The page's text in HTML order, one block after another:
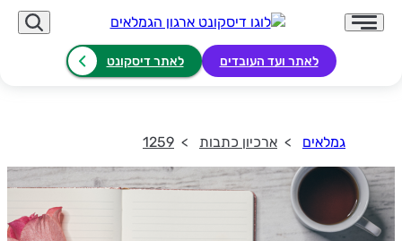
לאתר ועד העובדים לאתר דיסקונט
גמלאים ארכיון כתבות 1259